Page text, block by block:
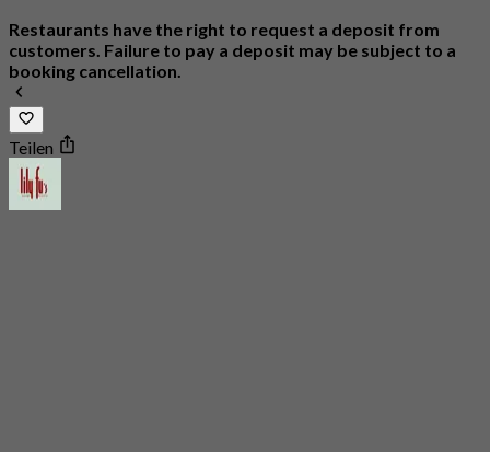
Restaurants have the right to request a deposit from
customers. Failure to pay a deposit may be subject to a
booking cancellation.
Teilen